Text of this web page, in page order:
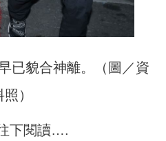
已貌合神離。（圖／資
）
下閱讀….